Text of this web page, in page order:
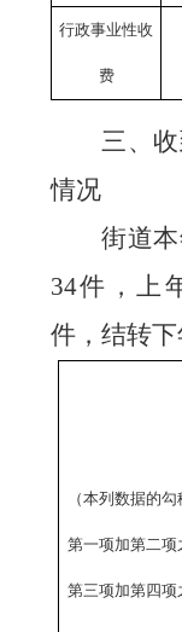
行政事业性收
费
三、
情况
街道
34件，上
件，结转
（本列数据的勾
第一项加第二项
第三项加第四项